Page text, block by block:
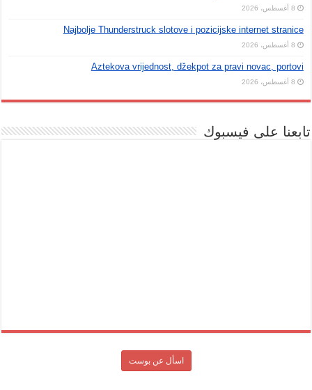
8 أغسطس، 2026
Najbolje Thunderstruck slotove i pozicijske internet stranice
8 أغسطس، 2026
Aztekova vrijednost, džekpot za pravi novac, portovi
8 أغسطس، 2026
تابعنا على فيسبوك
اسأل عن بوست